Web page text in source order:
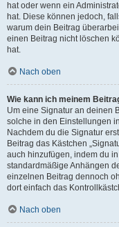
hat oder wenn ein
hat. Diese können jedoch,
warum dein Beitrag
einen Beitrag nicht löschen
hat.
Nach oben
Wie kann ich meinem
Um eine Signatur an deinen
solche in den Einstellungen
Nachdem du die Signatur
Beitrag das Kästchen
auch hinzufügen, indem du
standardmäßige Anhängen
einzelnen Beitrag dennoch
dort einfach das
Nach oben